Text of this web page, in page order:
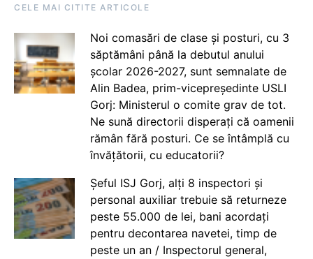
CELE MAI CITITE ARTICOLE
Noi comasări de clase și posturi, cu 3
săptămâni până la debutul anului
școlar 2026-2027, sunt semnalate de
Alin Badea, prim-vicepreședinte USLI
Gorj: Ministerul o comite grav de tot.
Ne sună directorii disperați că oamenii
rămân fără posturi. Ce se întâmplă cu
învățătorii, cu educatorii?
Șeful ISJ Gorj, alți 8 inspectori și
personal auxiliar trebuie să returneze
peste 55.000 de lei, bani acordați
pentru decontarea navetei, timp de
peste un an / Inspectorul general,